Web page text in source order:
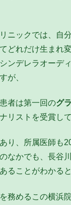
ニックでは、自
どれだけ生まれ
ンデレラオーデ
が、
者は第一回のグ
リストを受賞して
り、所属医師も
なかでも、長谷
ることがわかると
務めるこの横浜